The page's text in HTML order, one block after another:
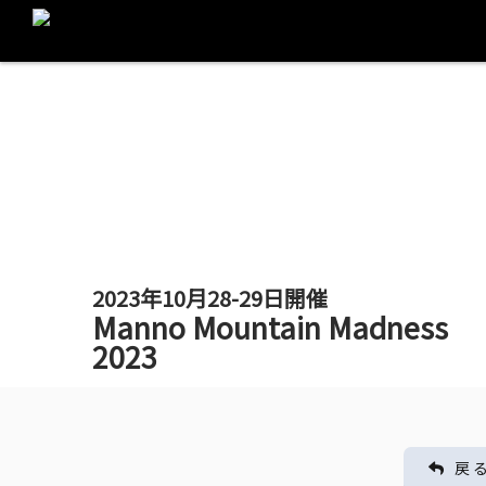
2023年10月28-29日開催
Manno Mountain Madness
2023
戻